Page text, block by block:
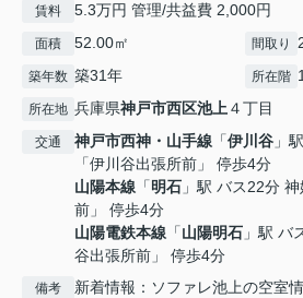
賃料 5.3万円 管理/共益費 2,000円
面積 52.00㎡ 間取り
築年数 築31年 所在階
所在地 兵庫県神戸市西区池上４丁目
交通 神戸市西神・山手線 「伊川谷 」
「伊川谷出張所前」 停歩4分
山陽本線 「明石 」駅 バス22分
前」 停歩4分
山陽電鉄本線 「山陽明石 」駅 バ
谷出張所前」 停歩4分
備考
新着情報：ソファレ池上の空室